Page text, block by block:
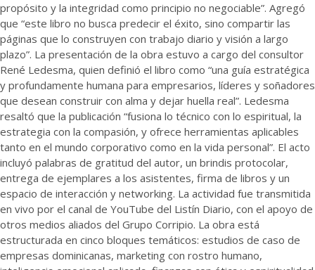
propósito y la integridad como principio no negociable”. Agregó
que “este libro no busca predecir el éxito, sino compartir las
páginas que lo construyen con trabajo diario y visión a largo
plazo”. La presentación de la obra estuvo a cargo del consultor
René Ledesma, quien definió el libro como “una guía estratégica
y profundamente humana para empresarios, líderes y soñadores
que desean construir con alma y dejar huella real”. Ledesma
resaltó que la publicación “fusiona lo técnico con lo espiritual, la
estrategia con la compasión, y ofrece herramientas aplicables
tanto en el mundo corporativo como en la vida personal”. El acto
incluyó palabras de gratitud del autor, un brindis protocolar,
entrega de ejemplares a los asistentes, firma de libros y un
espacio de interacción y networking. La actividad fue transmitida
en vivo por el canal de YouTube del Listín Diario, con el apoyo de
otros medios aliados del Grupo Corripio. La obra está
estructurada en cinco bloques temáticos: estudios de caso de
empresas dominicanas, marketing con rostro humano,